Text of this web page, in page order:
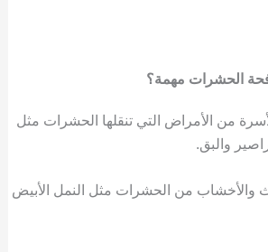
الحشرات مهمة؟
من الأمراض التي تنقلها الحشرات مثل
والبق.
والأخشاب من الحشرات مثل النمل الأبيض